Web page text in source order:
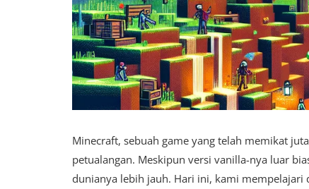
Minecraft, sebuah game yang telah memikat
petualangan. Meskipun versi vanilla-nya luar
dunianya lebih jauh. Hari ini, kami